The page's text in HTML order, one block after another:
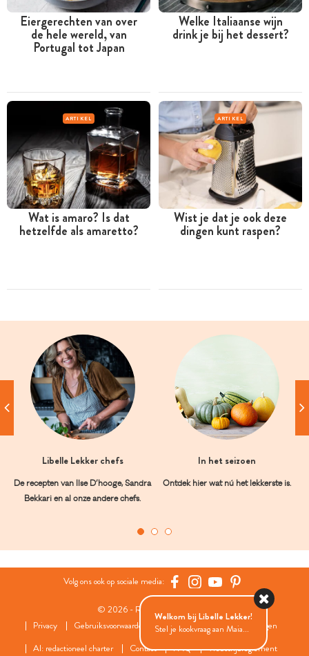
Eiergerechten van over
de hele wereld, van
Portugal tot Japan
Welke Italiaanse wijn
drink je bij het dessert?
ARTIKEL
Wat is amaro? Is dat
hetzelfde als amaretto?
ARTIKEL
Wist je dat je ook deze
dingen kunt raspen?
Libelle Lekker chefs
De recepten van Ilse D’hooge, Sandra
Bekkari en al onze andere chefs.
In het seizoen
Ontdek hier wat nú het lekkerste is.
Volg ons ook op sociale media:
© 2026 - Roularta Media Group
Privacy
Gebruiksvoorwaarden Cookies
Cookies instellingen
AI: redactioneel charter
Contact FAQ Wedstrijdreglement
Welkom bij Libelle Lekker!
Stel je kookvraag aan Maia...